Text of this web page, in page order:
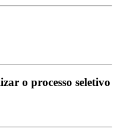
o processo seletivo